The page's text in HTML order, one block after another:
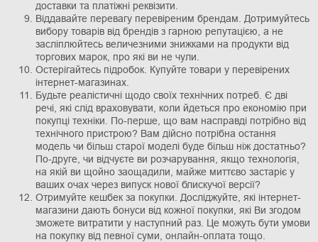
доставки та платіжні реквізити.
Віддавайте перевагу перевіреним брендам. Дотримуйтесь
вибору товарів від брендів з гарною репутацією, а не
засліплюйтесь величезними знижками на продукти від
торгових марок, про які ви не чули.
Остерігайтесь підробок. Купуйте товари у перевірених
інтернет-магазинах.
Будьте реалістичні щодо своїх технічних потреб. Є дві
речі, які слід враховувати, коли йдеться про економію при
покупці техніки. По-перше, що вам насправді потрібно від
технічного пристрою? Вам дійсно потрібна остання
модель чи більш старої моделі буде більш ніж достатньо?
По-друге, чи відчуєте ви розчарування, якщо технологія,
на якій ви щойно заощадили, майже миттєво застаріє у
ваших очах через випуск нової блискучої версії?
Отримуйте кешбек за покупки. Досліджуйте, які інтернет-
магазини дають бонуси від кожної покупки, які Ви згодом
зможете витратити у наступний раз. Це можуть бути умови
на покупку від певної суми, онлайн-оплата тощо.